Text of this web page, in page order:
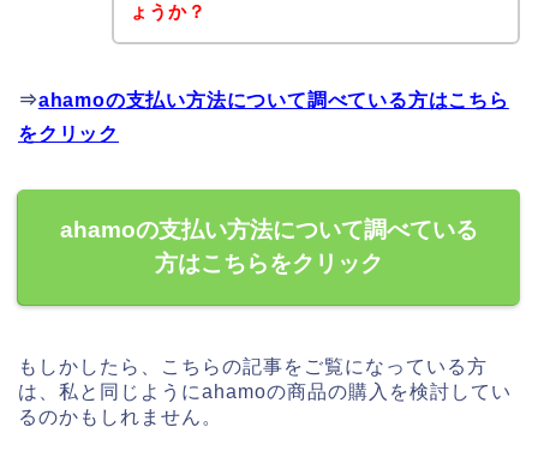
ょうか？
⇒ahamoの支払い方法について調べている方はこちら
をクリック
ahamoの支払い方法について調べている
方はこちらをクリック
もしかしたら、こちらの記事をご覧になっている方
は、私と同じようにahamoの商品の購入を検討してい
るのかもしれません。